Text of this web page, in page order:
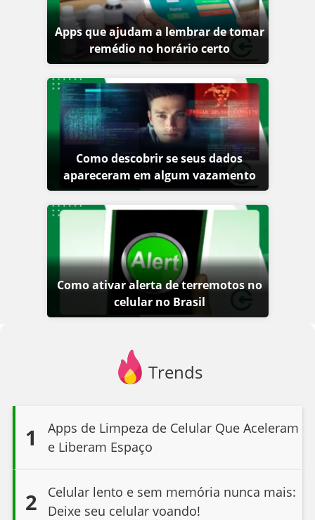
Apps que ajudam a lembrar de tomar
remédio no horário certo
Como descobrir se seus dados
apareceram em algum vazamento
Como ativar alerta de terremotos no
celular no Brasil
Trends
1
Apps de Limpeza de Celular Que Aceleram
e Liberam Espaço
2
Celular lento e sem memória nunca mais:
Deixe seu celular voando!